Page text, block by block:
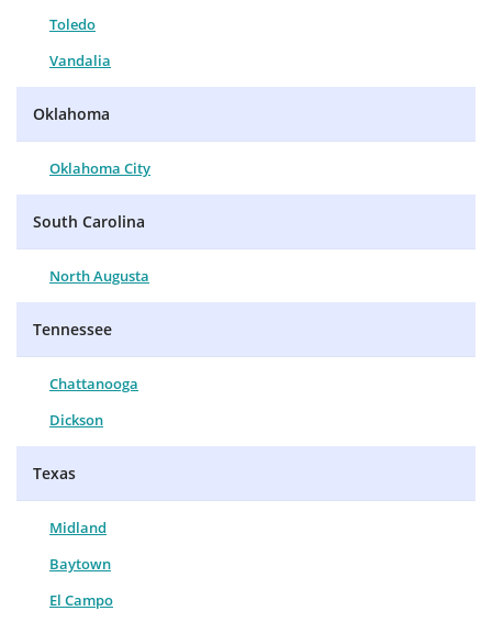
Toledo
Vandalia
Oklahoma
Oklahoma City
South Carolina
North Augusta
Tennessee
Chattanooga
Dickson
Texas
Midland
Baytown
El Campo